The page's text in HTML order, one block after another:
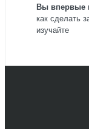
Вы впервые
как сделать
изучайте